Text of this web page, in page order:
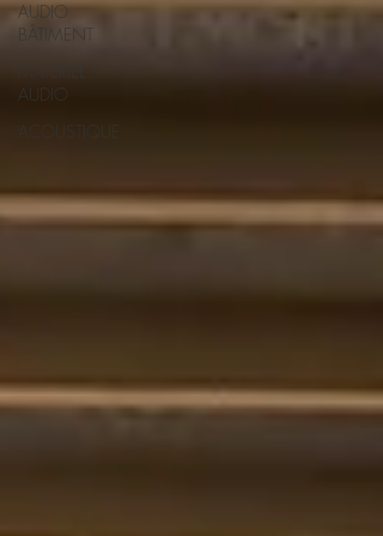
AUDIO
BÂTIMENT
AUDIO
ACOUSTIQUE